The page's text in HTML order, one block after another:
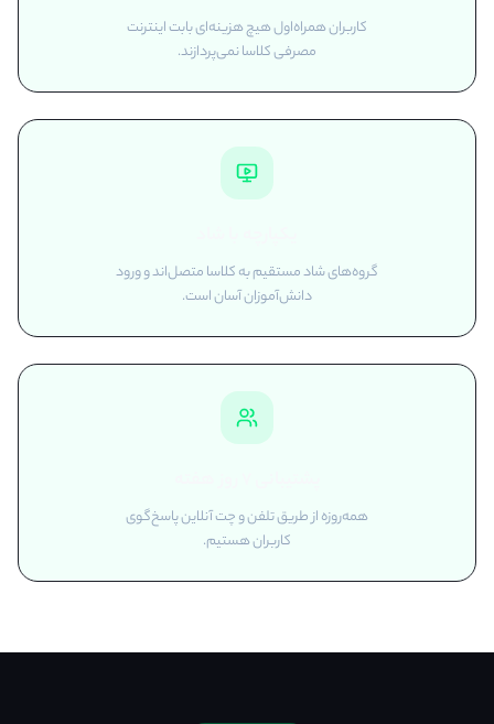
کاربران همراه‌اول هیچ هزینه‌ای بابت اینترنت
مصرفی کلاسا نمی‌پردازند.
گروه‌های شاد مستقیم به کلاسا متصل‌اند و ورود
دانش‌آموزان آسان است.
همه‌روزه از طریق تلفن و چت آنلاین پاسخ‌گوی
کاربران هستیم.